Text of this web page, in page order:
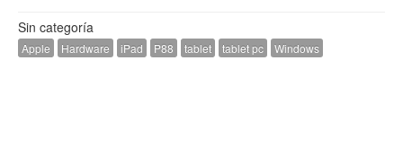
Sin categoría
Apple Hardware iPad P88 tablet tablet pc Windows